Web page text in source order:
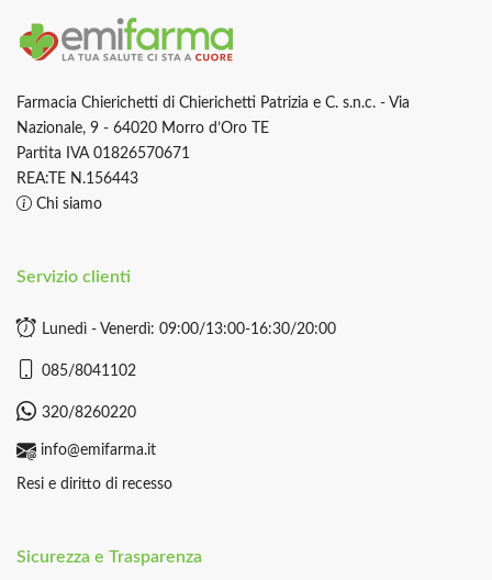
Farmacia Chierichetti di Chierichetti Patrizia e C. s.n.c. - Via
Nazionale, 9 - 64020 Morro d’Oro TE
Partita IVA 01826570671
REA:TE N.156443
Chi siamo
Servizio clienti
Lunedì - Venerdì: 09:00/13:00-16:30/20:00
085/8041102
320/8260220
info@emifarma.it
Resi e diritto di recesso
Sicurezza e Trasparenza